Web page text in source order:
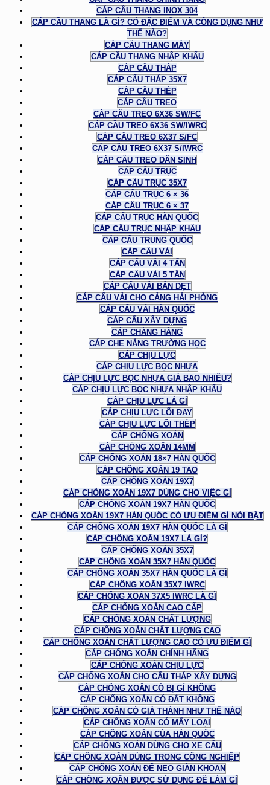
CÁP CẦU THANG INOX 304
CÁP CẦU THANG LÀ GÌ? CÓ ĐẶC ĐIỂM VÀ CÔNG DỤNG NHƯ
THẾ NÀO?
CÁP CẨU THANG MÁY
CÁP CẦU THANG NHẬP KHẨU
CÁP CẨU THÁP
CÁP CẨU THÁP 35X7
CÁP CẨU THÉP
CÁP CẦU TREO
CÁP CẦU TREO 6X36 SW/FC
CÁP CẦU TREO 6X36 SW/IWRC
CÁP CẦU TREO 6X37 S/FC
CÁP CẦU TREO 6X37 S/IWRC
CÁP CẦU TREO DÂN SINH
CÁP CẨU TRỤC
CÁP CẨU TRỤC 35X7
CÁP CẨU TRỤC 6 × 36
CÁP CẨU TRỤC 6 × 37
CÁP CẨU TRỤC HÀN QUỐC
CÁP CẨU TRỤC NHẬP KHẨU
CÁP CẨU TRUNG QUỐC
CÁP CẨU VẢI
CÁP CẨU VẢI 4 TẤN
CÁP CẨU VẢI 5 TẤN
CÁP CẨU VẢI BẢN DẸT
CÁP CẨU VẢI CHO CẢNG HẢI PHÒNG
CÁP CẨU VẢI HÀN QUỐC
CÁP CẨU XÂY DỰNG
CÁP CHẰNG HÀNG
CÁP CHE NẮNG TRƯỜNG HỌC
CÁP CHỊU LỰC
CÁP CHỊU LỰC BỌC NHỰA
CÁP CHỊU LỰC BỌC NHỰA GIÁ BAO NHIÊU?
CÁP CHỊU LỰC BỌC NHỰA NHẬP KHẨU
CÁP CHỊU LỰC LÀ GÌ
CÁP CHỊU LỰC LÕI ĐAY
CÁP CHỊU LỰC LÕI THÉP
CÁP CHỐNG XOẮN
CÁP CHỐNG XOẮN 14MM
CÁP CHỐNG XOẮN 18×7 HÀN QUỐC
CÁP CHỐNG XOẮN 19 TAO
CÁP CHỐNG XOẮN 19X7
CÁP CHỐNG XOẮN 19X7 DÙNG CHO VIỆC GÌ
CÁP CHỐNG XOẮN 19X7 HÀN QUỐC
CÁP CHỐNG XOẮN 19X7 HÀN QUỐC CÓ ƯU ĐIỂM GÌ NỔI BẬT
CÁP CHỐNG XOẮN 19X7 HÀN QUỐC LÀ GÌ
CÁP CHỐNG XOẮN 19X7 LÀ GÌ?
CÁP CHỐNG XOẮN 35X7
CÁP CHỐNG XOẮN 35X7 HÀN QUỐC
CÁP CHỐNG XOẮN 35X7 HÀN QUỐC LÀ GÌ
CÁP CHỐNG XOẮN 35X7 IWRC
CÁP CHỐNG XOẮN 37X5 IWRC LÀ GÌ
CÁP CHỐNG XOẮN CAO CẤP
CÁP CHỐNG XOẮN CHẤT LƯỢNG
CÁP CHỐNG XOẮN CHẤT LƯỢNG CAO
CÁP CHỐNG XOẮN CHẤT LƯỢNG CAO CÓ ƯU ĐIỂM GÌ
CÁP CHỐNG XOẮN CHÍNH HÃNG
CÁP CHỐNG XOẮN CHỊU LỰC
CÁP CHỐNG XOẮN CHO CẨU THÁP XÂY DỰNG
CÁP CHỐNG XOẮN CÓ BỊ GỈ KHÔNG
CÁP CHỐNG XOẮN CÓ ĐẮT KHÔNG
CÁP CHỐNG XOẮN CÓ GIÁ THÀNH NHƯ THẾ NÀO
CÁP CHỐNG XOẮN CÓ MẤY LOẠI
CÁP CHỐNG XOẮN CỦA HÀN QUỐC
CÁP CHỐNG XOẮN DÙNG CHO XE CẨU
CÁP CHỐNG XOẮN DÙNG TRONG CÔNG NGHIỆP
CÁP CHỐNG XOẮN ĐỂ NEO GIÀN KHOAN
CÁP CHỐNG XOẮN ĐƯỢC SỬ DỤNG ĐỂ LÀM GÌ